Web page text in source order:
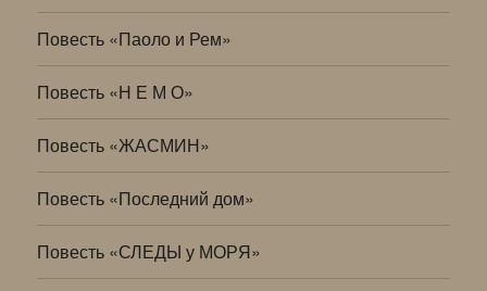
Повесть «Паоло и Рем»
Повесть «Н Е М О»
Повесть «ЖАСМИН»
Повесть «Последний дом»
Повесть «СЛЕДЫ у МОРЯ»